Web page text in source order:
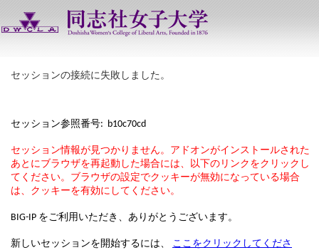
セッションの接続に失敗しました。
セッション参照番号: b10c70cd
セッション情報が見つかりません。アドオンがインストールされた
あとにブラウザを再起動した場合には、以下のリンクをクリックし
てください。ブラウザの設定でクッキーが無効になっている場合
は、クッキーを有効にしてください。
BIG-IP をご利用いただき、ありがとうございます。
新しいセッションを開始するには、 ここをクリックしてくださ